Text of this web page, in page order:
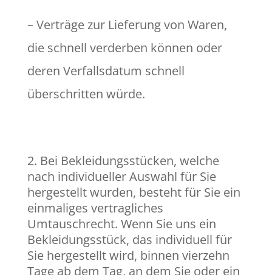
– Verträge zur Lieferung von Waren,
die schnell verderben können oder
deren Verfallsdatum schnell
überschritten würde.
Bei Bekleidungsstücken, welche
nach individueller Auswahl für Sie
hergestellt wurden, besteht für Sie ein
einmaliges vertragliches
Umtauschrecht. Wenn Sie uns ein
Bekleidungsstück, das individuell für
Sie hergestellt wird, binnen vierzehn
Tage ab dem Tag, an dem Sie oder ein